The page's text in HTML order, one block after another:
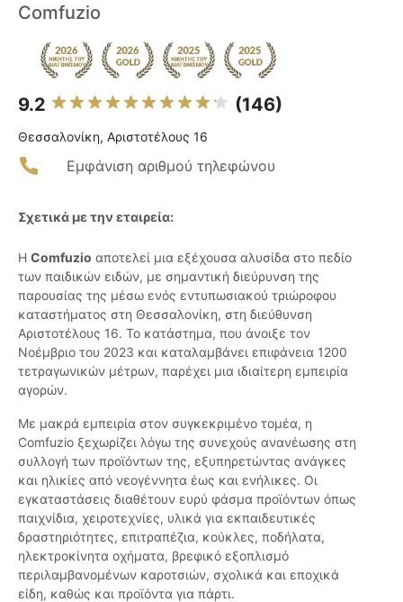
Comfuzio
9.2 (146)
Θεσσαλονίκη, Αριστοτέλους 16
Εμφάνιση αριθμού τηλεφώνου
Σχετικά με την εταιρεία:
Η Comfuzio αποτελεί μια εξέχουσα αλυσίδα στο πεδίο
των παιδικών ειδών, με σημαντική διεύρυνση της
παρουσίας της μέσω ενός εντυπωσιακού τριώροφου
καταστήματος στη Θεσσαλονίκη, στη διεύθυνση
Αριστοτέλους 16. Το κατάστημα, που άνοιξε τον
Νοέμβριο του 2023 και καταλαμβάνει επιφάνεια 1200
τετραγωνικών μέτρων, παρέχει μια ιδιαίτερη εμπειρία
αγορών.
Με μακρά εμπειρία στον συγκεκριμένο τομέα, η
Comfuzio ξεχωρίζει λόγω της συνεχούς ανανέωσης στη
συλλογή των προϊόντων της, εξυπηρετώντας ανάγκες
και ηλικίες από νεογέννητα έως και ενήλικες. Οι
εγκαταστάσεις διαθέτουν ευρύ φάσμα προϊόντων όπως
παιχνίδια, χειροτεχνίες, υλικά για εκπαιδευτικές
δραστηριότητες, επιτραπέζια, κούκλες, ποδήλατα,
ηλεκτροκίνητα οχήματα, βρεφικό εξοπλισμό
περιλαμβανομένων καροτσιών, σχολικά και εποχικά
είδη, καθώς και προϊόντα για πάρτι.